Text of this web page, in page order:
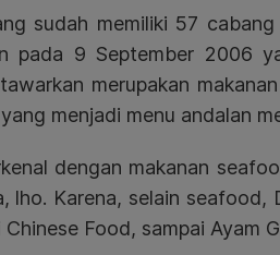
sudah memiliki 57
pada 9 September 2006
merupakan
menjadi menu andalan
dengan makanan
lho. Karena, selain seafood,
Food, sampai Ayam